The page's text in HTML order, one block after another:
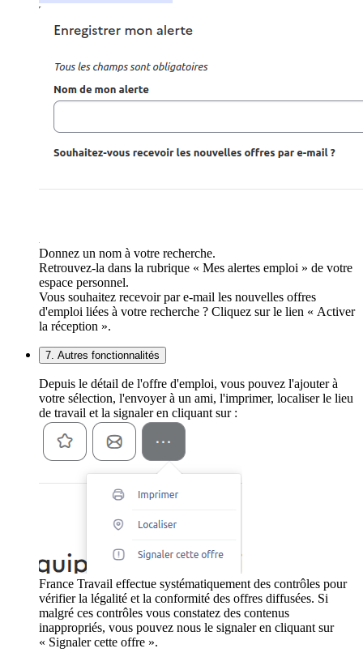
Donnez un nom à votre recherche.
Retrouvez-la dans la rubrique « Mes alertes emploi » de votre
espace personnel.
Vous souhaitez recevoir par e-mail les nouvelles offres
d'emploi liées à votre recherche ? Cliquez sur le lien « Activer
la réception ».
7. Autres fonctionnalités
Depuis le détail de l'offre d'emploi, vous pouvez l'ajouter à
votre sélection, l'envoyer à un ami, l'imprimer, localiser le lieu
de travail et la signaler en cliquant sur :
France Travail effectue systématiquement des contrôles pour
vérifier la légalité et la conformité des offres diffusées. Si
malgré ces contrôles vous constatez des contenus
inappropriés, vous pouvez nous le signaler en cliquant sur
« Signaler cette offre ».